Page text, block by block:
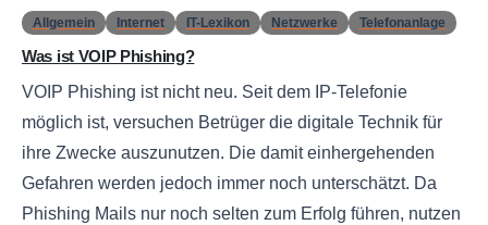
Allgemein Internet IT-Lexikon Netzwerke Telefonanlage
Was ist VOIP Phishing?
VOIP Phishing ist nicht neu. Seit dem IP-Telefonie
möglich ist, versuchen Betrüger die digitale Technik für
ihre Zwecke auszunutzen. Die damit einhergehenden
Gefahren werden jedoch immer noch unterschätzt. Da
Phishing Mails nur noch selten zum Erfolg führen, nutzen